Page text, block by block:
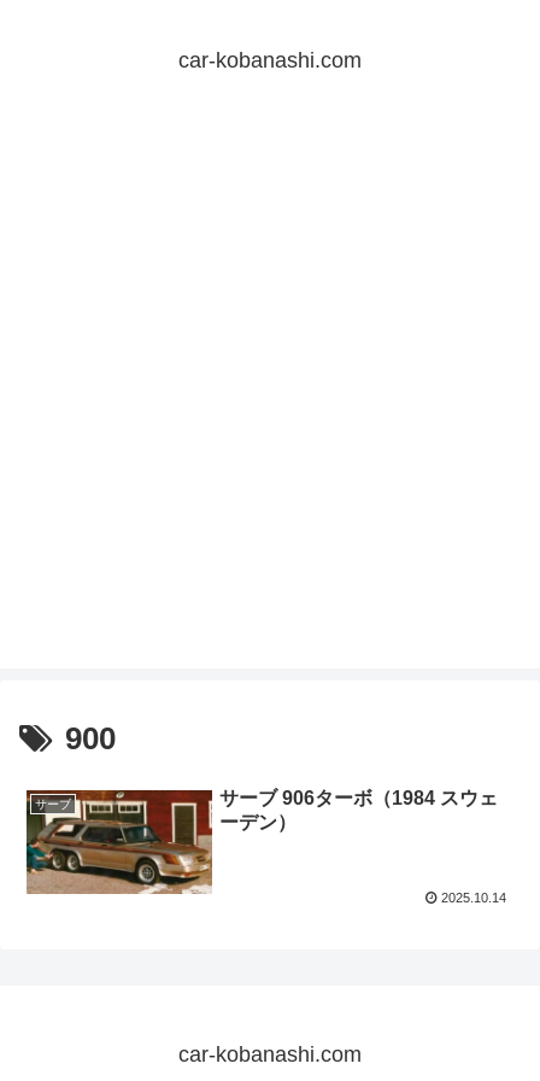
car-kobanashi.com
900
サーブ
サーブ 906ターボ（1984 スウェ
ーデン）
2025.10.14
car-kobanashi.com